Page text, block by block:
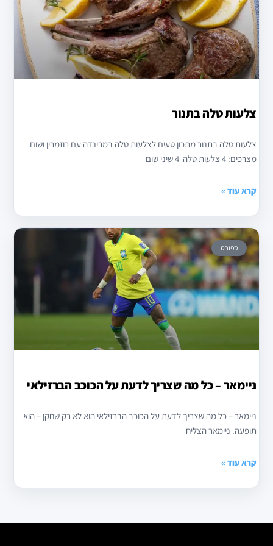
צלעות טלה בתנור
צלעות טלה בתנור מתכון טעים לצלעות טלה במרינדה עם רוזמרין ושום
מצרכים: 4 צלעות טלה 4 שיני שום
קרא עוד »
ספורט
ניימאר – כל מה שצריך לדעת על הכוכב הברזילאי
ניימאר – כל מה שצריך לדעת על הכוכב הברזילאי הוא לא רק שחקן – הוא
תופעה. ניימאר הצליח
קרא עוד »